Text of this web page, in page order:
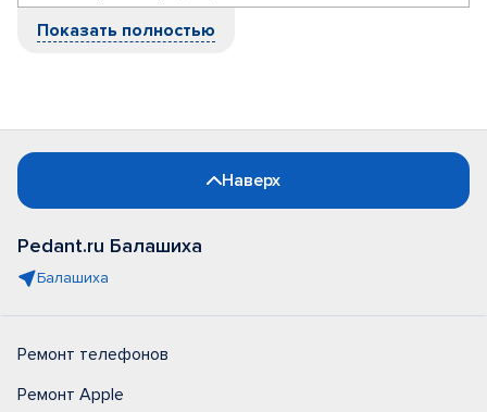
Показать полностью
Наверх
Pedant.ru Балашиха
Балашиха
Ремонт телефонов
Ремонт Apple